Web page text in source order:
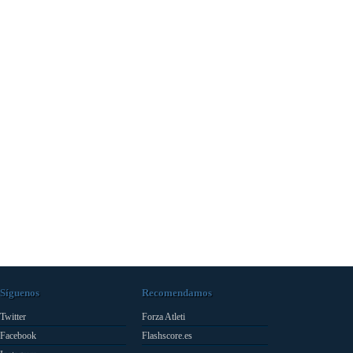
Síguenos
Twitter
Facebook
Recomendamos
Forza Atleti
Flashscore.es